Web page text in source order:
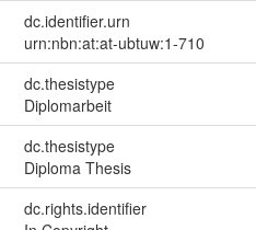
dc.identifier.urn
urn:nbn:at:at-ubtuw:1-710
dc.thesistype
Diplomarbeit
dc.thesistype
Diploma Thesis
dc.rights.identifier